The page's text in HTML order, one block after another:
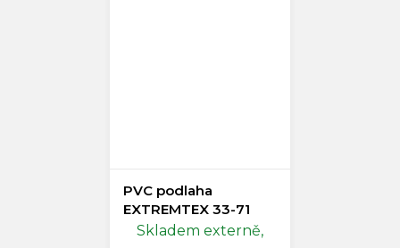
PVC podlaha
EXTREMTEX 33-71
Skladem externě,